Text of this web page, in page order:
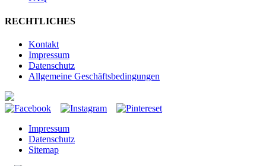
RECHTLICHES
Kontakt
Impressum
Datenschutz
Allgemeine Geschäftsbedingungen
Impressum
Datenschutz
Sitemap